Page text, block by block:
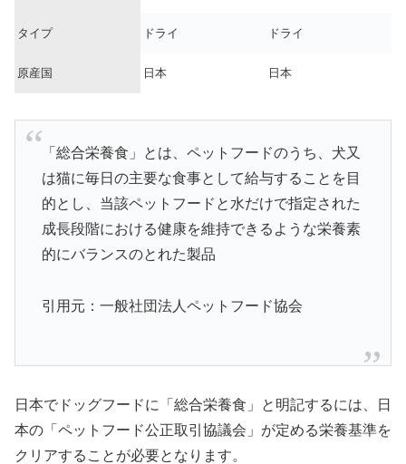
タイプ ドライ ドライ
原産国 日本 日本
「総合栄養食」とは、ペットフードのうち、犬又
は猫に毎日の主要な食事として給与することを目
的とし、当該ペットフードと水だけで指定された
成長段階における健康を維持できるような栄養素
的にバランスのとれた製品
引用元：一般社団法人ペットフード協会
日本でドッグフードに「総合栄養食」と明記するには、日
本の「ペットフード公正取引協議会」が定める栄養基準を
クリアすることが必要となります。